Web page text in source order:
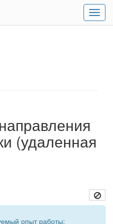
Меню
(удаленная
опыт работы: